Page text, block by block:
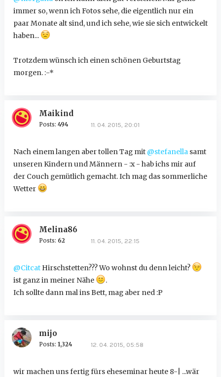
immer so, wenn ich Fotos sehe, die eigentlich nur ein
paar Monate alt sind, und ich sehe, wie sie sich entwickelt
haben...
Trotzdem wünsch ich einen schönen Geburtstag
morgen. :-*
Maikind
Posts: 494 11. 04. 2015, 20:01
Nach einem langen aber tollen Tag mit @stefanellasamt
unseren Kindern und Männern - :x - hab ichs mir auf
der Couch gemütlich gemacht. Ich mag das sommerliche
Wetter
Melina86
Posts: 62 11. 04. 2015, 22:15
@CitcatHirschstetten??? Wo wohnst du denn leicht?
ist ganz in meiner Nähe
.
Ich sollte dann mal ins Bett, mag aber ned :P
mijo
Posts: 1,324 12. 04. 2015, 05:58
wir machen uns fertig fürs eheseminar heute 8-| ...wär